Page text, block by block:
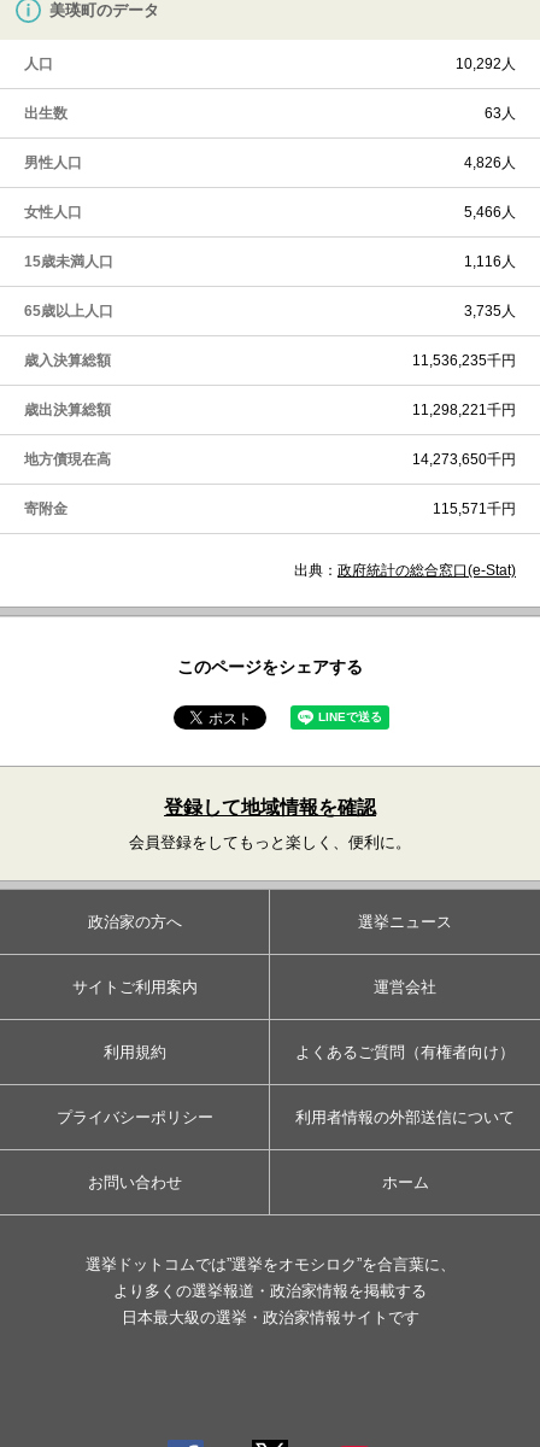
美瑛町のデータ
人口 10,292人
出生数 63人
男性人口 4,826人
女性人口 5,466人
15歳未満人口 1,116人
65歳以上人口 3,735人
歳入決算総額 11,536,235千円
歳出決算総額 11,298,221千円
地方債現在高 14,273,650千円
寄附金 115,571千円
出典： 政府統計の総合窓口(e-Stat)
このページをシェアする
登録して地域情報を確認
会員登録をしてもっと楽しく、便利に。
政治家の方へ 選挙ニュース
サイトご利用案内 運営会社
利用規約 よくあるご質問（有権者向け）
プライバシーポリシー 利用者情報の外部送信について
お問い合わせ ホーム
選挙ドットコムでは”選挙をオモシロク”を合言葉に、
より多くの選挙報道・政治家情報を掲載する
日本最大級の選挙・政治家情報サイトです